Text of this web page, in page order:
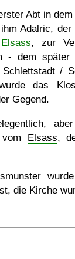
Abt in
Adalric, der
, zur
- dem später
Schlettstadt /
das
Gegend.
Elsass,
die Kirche